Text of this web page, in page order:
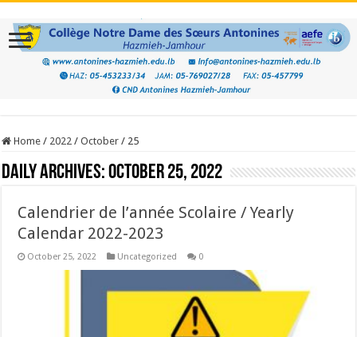
Home / 2022 / October / 25
Daily Archives:October 25, 2022
Calendrier de l’année Scolaire / Yearly
Calendar 2022-2023
October 25, 2022 Uncategorized 0